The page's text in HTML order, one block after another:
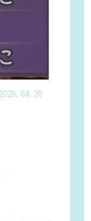
2026.04.30